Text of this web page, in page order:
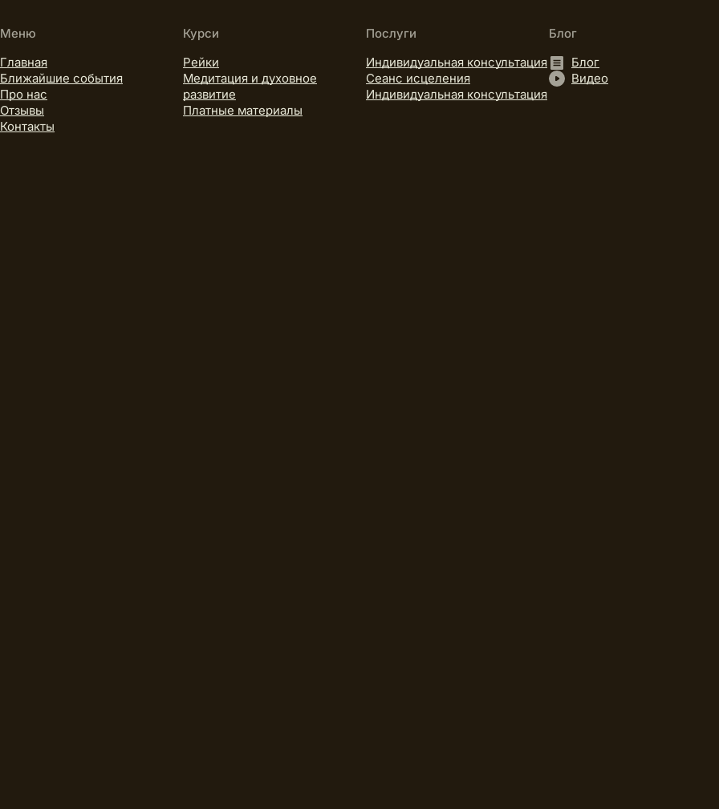
Меню
Главная
Ближайшие события
Про нас
Отзывы
Контакты
Курси
Рейки
Медитация и духовное
развитие
Платные материалы
Послуги
Индивидуальная консультация
Сеанс исцеления
Индивидуальная консультация
Блог
Блог
Видео